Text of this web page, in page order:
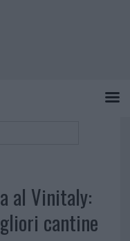
al Vinitaly:
cantine